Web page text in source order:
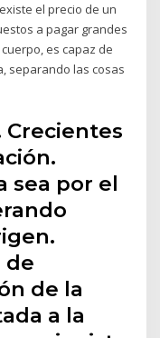
el precio de un
a pagar grandes
es capaz de
separando las cosas
Crecientes
sea por el
de
de la
a la